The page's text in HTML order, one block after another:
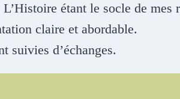
étant le socle de mes
claire et abordable.
suivies d’échanges.